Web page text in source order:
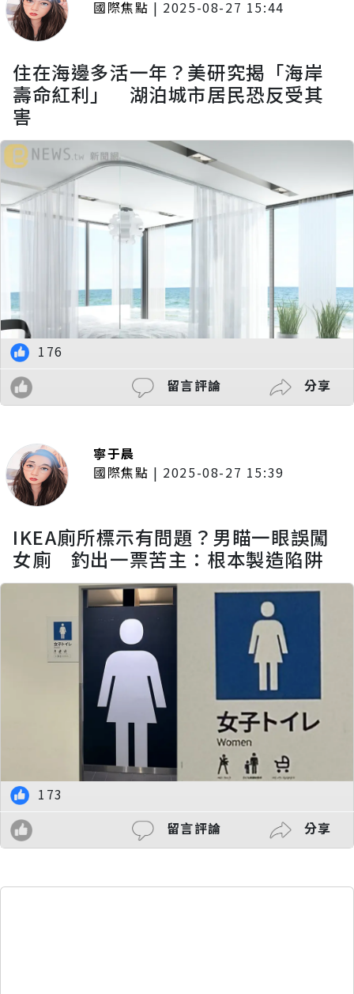
國際焦點 | 2025-08-27 15:44
住在海邊多活一年？美研究揭「海岸
壽命紅利」 湖泊城市居民恐反受其
害
176
留言評論
分享
寧于晨
國際焦點 | 2025-08-27 15:39
IKEA廁所標示有問題？男瞄一眼誤闖
女廁 釣出一票苦主：根本製造陷阱
173
留言評論
分享